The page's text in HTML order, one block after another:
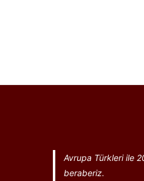
Avrupa Türkleri ile
beraberiz.